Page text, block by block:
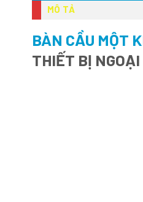
MÔ TẢ
BÀN CẦU MỘT
THIẾT BỊ